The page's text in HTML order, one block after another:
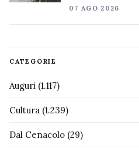
07 AGO 2026
CATEGORIE
Auguri (1.117)
Cultura (1.239)
Dal Cenacolo (29)